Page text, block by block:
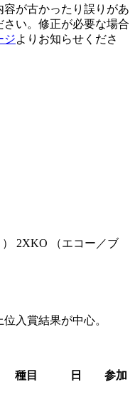
が古かったり誤りがあ
い。修正が必要な場合
ジよりお知らせくださ
2XKO （エコー／ブ
入賞結果が中心。
種目 日 参加